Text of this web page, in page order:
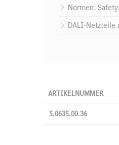
Normen:
DALI-Netzteile
ARTIKELNUMMER
5.0635.00.36